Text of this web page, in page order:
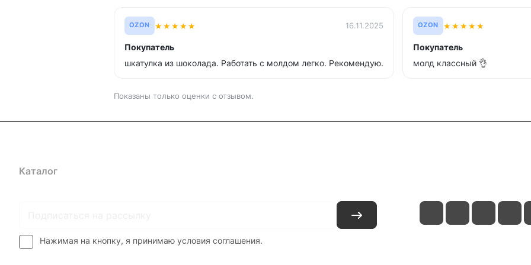
OZON ★★★★★ 16.11.2025
Покупатель
шкатулка из шоколада. Работать с молдом легко. Рекомендую.
OZON ★★★★★
Покупатель
молд классный 👌
Показаны только оценки с отзывом.
Каталог
Нажимая на кнопку, я принимаю условия соглашения.